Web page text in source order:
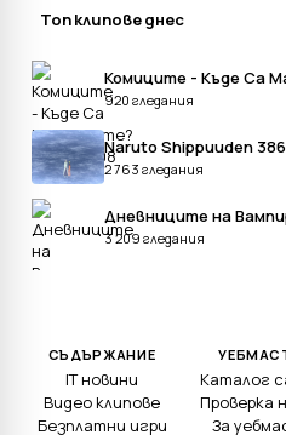
Топ клипове днес
Комиците - Къде Са
920 гледания
2 763 гледания
3 209 гледания
СЪДЪРЖАНИЕ
IT новини
Видео клипове
Безплатни игри
Каталог
Проверка
За